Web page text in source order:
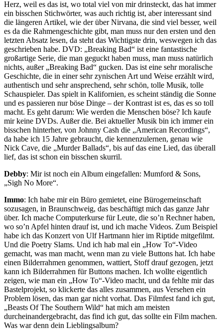
Herz, weil es das ist, wo total viel von mir drinsteckt, das hat immer
ein bisschen Stichwörter, was auch richtig ist, aber interessant sind
die längeren Artikel, wie der über Nirvana, die sind viel besser, weil
es da die Rahmengeschichte gibt, man muss nur den ersten und den
letzten Absatz lesen, da steht das Wichtigste drin, weswegen ich das
geschrieben habe. DVD: „Breaking Bad“ ist eine fantastische
großartige Serie, die man geguckt haben muss, man muss natürlich
nichts, außer „Breaking Bad“ gucken. Das ist eine sehr moralische
Geschichte, die in einer sehr zynischen Art und Weise erzählt wird,
authentisch und sehr ansprechend, sehr schön, tolle Musik, tolle
Schauspieler. Das spielt in Kalifornien, es scheint ständig die Sonne
und es passieren nur böse Dinge – der Kontrast ist es, das es so toll
macht. Es geht darum: Wie werden die Menschen böse? Ich kaufe
mir keine DVDs. Außer die. Bei aktueller Musik bin ich immer ein
bisschen hinterher, von Johnny Cash die „American Recordings“,
da habe ich 15 Jahre gebraucht, die kennenzulernen, genau wie
Nick Cave, die „Murder Ballads“, bis auf das eine Lied, das überall
lief, das ist schon ein bisschen skurril.
Debby: Mir ist noch ein Album eingefallen: Mumford & Sons,
„Sigh No More“.
Immo: Ich habe mir ein Büro gemietet, eine Bürogemeinschaft
sozusagen, in Braunschweig, das beschäftigt mich das ganze Jahr
über. Ich mache Computerkurse für Leute, die so’n Rechner haben,
wo so’n Apfel hinten drauf ist, und ich mache Videos. Zum Beispiel
habe ich das Konzert von Ulf Hartmann hier im Riptide mitgefilmt.
Und die Poetry Slams. Und ich hab mal ein „How To“-Video
gemacht, was man macht, wenn man zu viele Buttons hat. Ich habe
einen Bilderrahmen genommen, wattiert, Stoff drauf gezogen, jetzt
kann ich Bilderrahmen für Buttons machen. Ich wollte eigentlich
zeigen, wie man ein „How To“-Video macht, und da fehlte mir das
Bastelprojekt, so klickerte das alles zusammen, aus Versehen ein
Problem lösen, das man gar nicht vorhat. Das Filmfest fand ich gut,
„Beasts Of The Southern Wild“ hat mich am meisten
durcheinandergebracht, das find ich gut, das sollte ein Film machen.
Was war denn dein Lieblingsalbum?